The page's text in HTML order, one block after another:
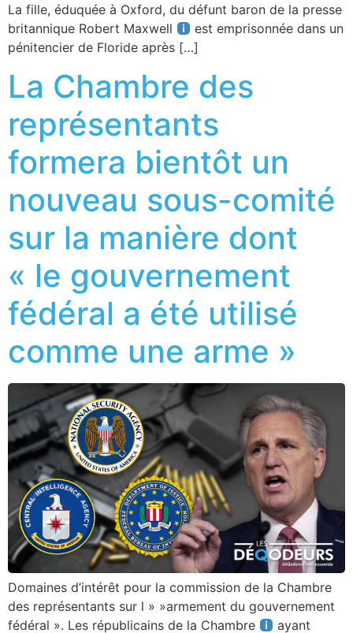
La fille, éduquée à Oxford, du défunt baron de la presse
britannique Robert Maxwell
est emprisonnée dans un
pénitencier de Floride après […]
La Chambre des
représentants
formera bientôt un
nouveau sous-comité
sur la manière dont
« le gouvernement
fédéral a été utilisé
comme une arme »
Domaines d’intérêt pour la commission de la Chambre
des représentants sur l » »armement du gouvernement
fédéral ». Les républicains de la Chambre
ayant